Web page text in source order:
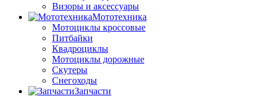
Визоры и аксессуары
Мототехника
Мотоциклы кроссовые
Питбайки
Квадроциклы
Мотоциклы дорожные
Скутеры
Снегоходы
Запчасти